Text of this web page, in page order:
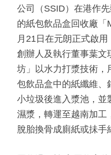
公司（SSID）在港作
的紙包飲品盒回收廠
月21日在元朗正式啟
創辦人及執行董事葉文
坊」以水力打漿技術，
包飲品盒中的紙纖維、
小垃圾後進入漿池，並
濕漿，轉運至越南加工
脫胎換骨成廁紙或抺手